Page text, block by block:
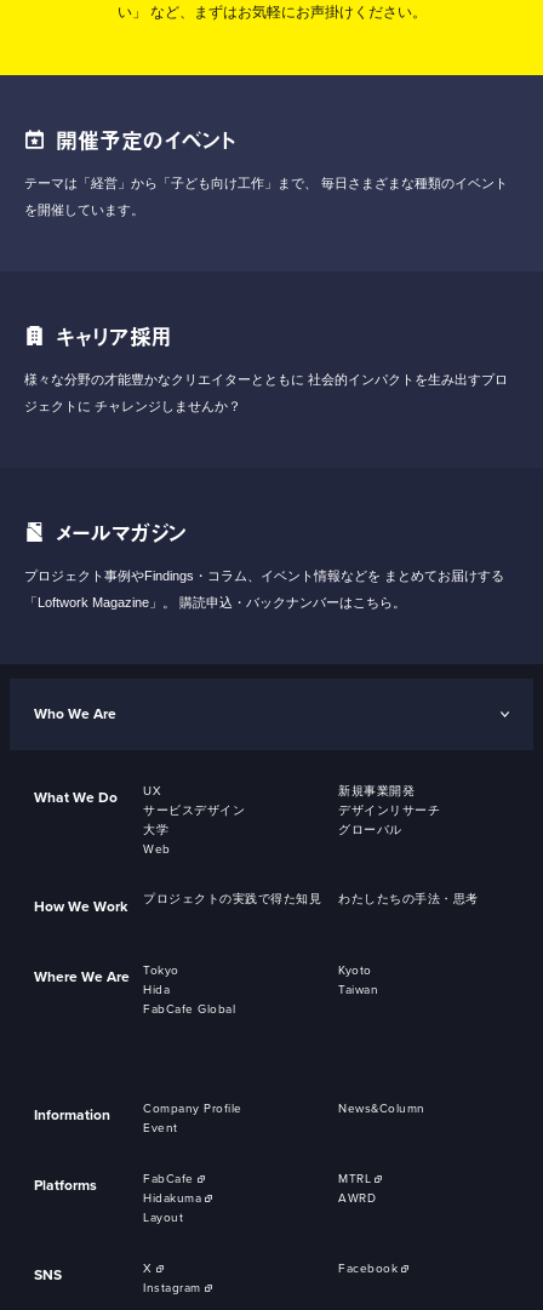
い」
など、まずはお気軽にお声掛けください。
開催予定のイベント
テーマは「経営」から「子ども向け工作」まで、
毎日さまざまな種類のイベント
を開催しています。
キャリア採用
様々な分野の才能豊かなクリエイターとともに 社会的インパクトを生み出すプロ
ジェクトに チャレンジしませんか？
メールマガジン
プロジェクト事例やFindings・コラム、イベント情報などを まとめてお届けする
「Loftwork Magazine」。
購読申込・バックナンバーはこちら。
Who We Are
What We Do UX
新規事業開発
サービスデザイン
デザインリサーチ
大学
グローバル
Web
How We Work プロジェクトの実践で得た知見 わたしたちの手法・思考
Where We Are Tokyo
Kyoto
Hida
Taiwan
FabCafe Global
Information Company Profile
News&Column
Event
Platforms FabCafe
MTRL
Hidakuma
AWRD
Layout
SNS X
Facebook
Instagram